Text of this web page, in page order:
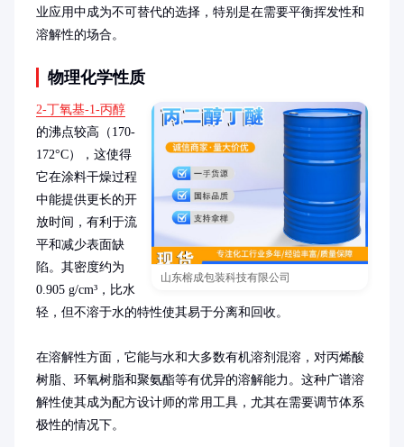
业应用中成为不可替代的选择，特别是在需要平衡挥发性和
溶解性的场合。
物理化学性质
山东榕成包装科技有限公司
2-丁氧基-1-丙醇
的沸点较高（170-
172°C），这使得
它在涂料干燥过程
中能提供更长的开
放时间，有利于流
平和减少表面缺
陷。其密度约为
0.905 g/cm³，比水
轻，但不溶于水的特性使其易于分离和回收。
在溶解性方面，它能与水和大多数有机溶剂混溶，对丙烯酸
树脂、环氧树脂和聚氨酯等有优异的溶解能力。这种广谱溶
解性使其成为配方设计师的常用工具，尤其在需要调节体系
极性的情况下。